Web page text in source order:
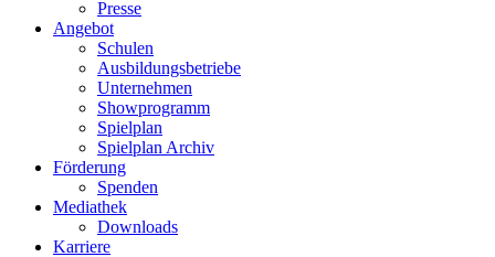
Presse
Angebot
Schulen
Ausbildungsbetriebe
Unternehmen
Showprogramm
Spielplan
Spielplan Archiv
Förderung
Spenden
Mediathek
Downloads
Karriere